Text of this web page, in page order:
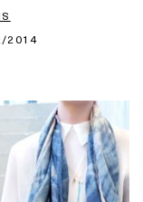
2014